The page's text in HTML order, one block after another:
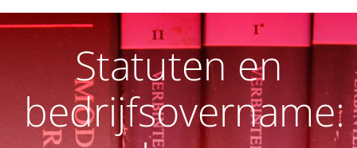
Statuten en
bedrijfsovername: